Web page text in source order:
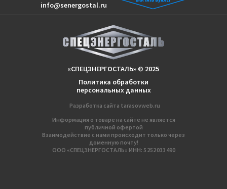
Информация о товаре на сайте не является
публичной офертой
Взаимодействие с нами происходит только через
доменную почту!
ООО «СПЕЦЭНЕРГОСТАЛЬ» ИНН: 5 252 033 490
Разработка сайтa tarasovweb.ru
Политика обработки
персональных данных
«СПЕЦЭНЕРГОСТАЛЬ» © 2025
info@senergostal.ru